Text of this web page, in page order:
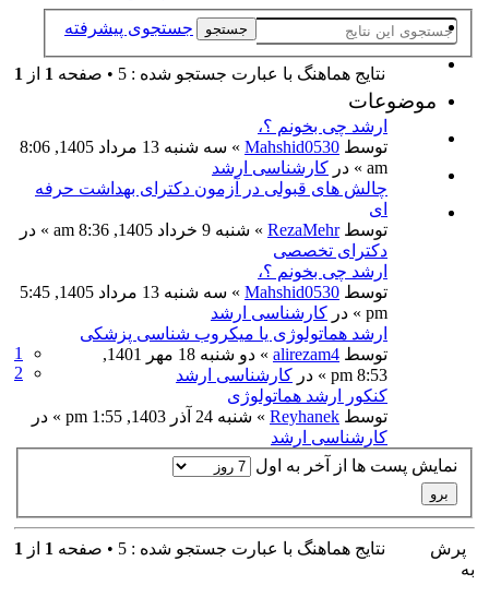
جستجو جستجوی پیشرفته
نتايج هماهنگ با عبارت جستجو شده : 5 • صفحه 1 از 1
موضوعات
ارشد چی بخونم ؟،
توسط Mahshid0530
» سه شنبه 13 مرداد 1405, 8:06
am » در
کارشناسی ارشد
چالش های قبولی در آزمون دکترای بهداشت حرفه
ای
توسطRezaMehr » شنبه 9 خرداد 1405, 8:36 am » در
دکترای تخصصی
ارشد چی بخونم ؟،
توسط Mahshid0530
» سه شنبه 13 مرداد 1405, 5:45
pm » در
کارشناسی ارشد
ارشد هماتولوژی یا میکروب شناسی پزشکی
1
2
توسط alirezam4
» دو شنبه 18 مهر 1401,
8:53 pm » در
کارشناسی ارشد
کنکور ارشد هماتولوژی
توسط Reyhanek » شنبه 24 آذر 1403, 1:55 pm » در
کارشناسی ارشد
نمایش پست ها از آخر به اول
نتايج هماهنگ با عبارت جستجو شده : 5 • صفحه 1 از 1
پرش
به